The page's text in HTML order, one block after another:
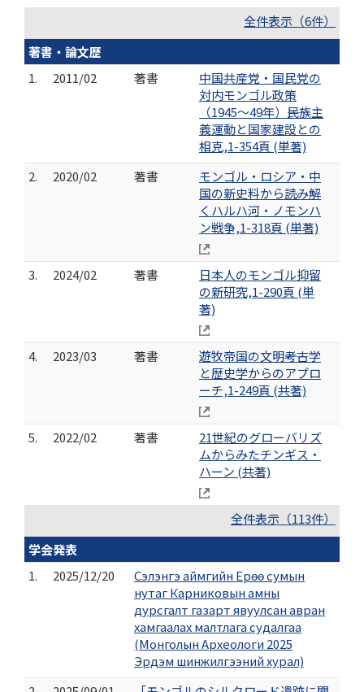
全件表示（6件）
著書・論文歴
1.
2011/02 著書
中国共産党・国民党の
対内モンゴル政策
（1945～49年）――民族主
義運動と国家建設との
相克,1-354頁 (単著)
2.
2020/02 著書
モンゴル・ロシア・中
国の新史料から読み解
くハルハ河・ノモンハ
ン戦争,1-318頁 (単著)
3. 2024/02 著書
日本人のモンゴル抑留
の新研究,1-290頁 (単
著)
4. 2023/03 著書
遊牧帝国の文明――考古学
と歴史学からのアプロ
ーチ,1-249頁 (共著)
5. 2022/02 著書
21世紀のグローバリズ
ムからみたチンギス・
ハーン (共著)
全件表示（113件）
学会発表
1.
2025/12/20
Сэлэнгэ аймгийн Ерөө сумын
нутаг Карниковын амны
дурсгалт газарт явуулсан авран
хамгаалах малтлага судалгаа
(Монголын Археологи 2025
Эрдэм шинжилгээний хурал)